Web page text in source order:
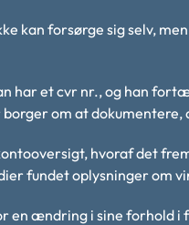
kan forsørge sig selv,
har et cvr nr., og han
om at
hvoraf det
fundet oplysninger om
ændring i sine forhold i